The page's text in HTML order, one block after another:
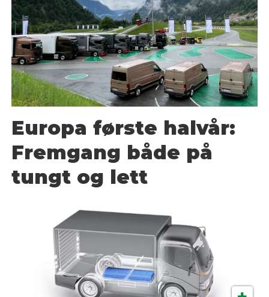
Europa første halvår:
Fremgang både på
tungt og lett